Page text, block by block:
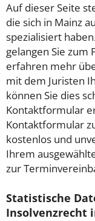
Auf dieser Seite
die sich in Mainz
spezialisiert
gelangen Sie zum
erfahren mehr
mit dem Juristen
können Sie dies
Kontaktformular
Kontaktformular
kostenlos und
Ihrem
zur
Statistische
Insolvenzrecht